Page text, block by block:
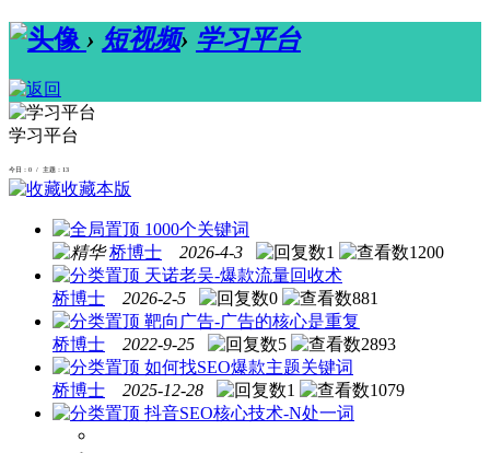
› 短视频› 学习平台
学习平台
今日：0 / 主题：13
收藏本版
1000个关键词
桥博士
2026-4-3 1
1200
天诺老吴-爆款流量回收术
桥博士
2026-2-5 0
881
靶向广告-广告的核心是重复
桥博士
2022-9-25 5
2893
如何找SEO爆款主题关键词
桥博士
2025-12-28 1
1079
抖音SEO核心技术-N处一词